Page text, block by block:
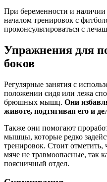
При беременности и наличии
началом тренировок с
проконсультироваться с
Упражнения для
боков
Регулярные занятия с
положении сидя или лежа
брюшных мышц. Они
животе, подтягивая его и
Также они помогают
мышцы, которые редко
тренировок. Стоит
мяче не травмоопасные, так
поясничный отдел.